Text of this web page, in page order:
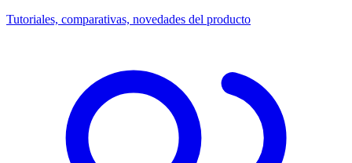
Tutoriales, comparativas, novedades del producto